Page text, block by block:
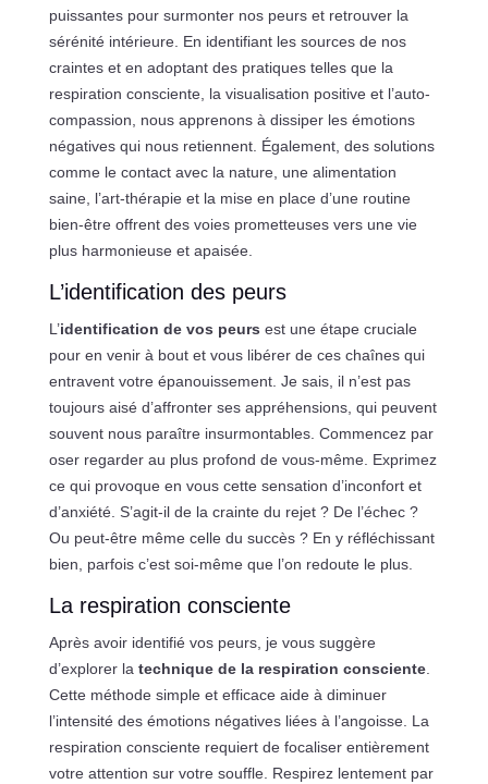
puissantes pour surmonter nos peurs et retrouver la
sérénité intérieure. En identifiant les sources de nos
craintes et en adoptant des pratiques telles que la
respiration consciente, la visualisation positive et l’auto-
compassion, nous apprenons à dissiper les émotions
négatives qui nous retiennent. Également, des solutions
comme le contact avec la nature, une alimentation
saine, l’art-thérapie et la mise en place d’une routine
bien-être offrent des voies prometteuses vers une vie
plus harmonieuse et apaisée.
L’identification des peurs
L’identification de vos peurs est une étape cruciale
pour en venir à bout et vous libérer de ces chaînes qui
entravent votre épanouissement. Je sais, il n’est pas
toujours aisé d’affronter ses appréhensions, qui peuvent
souvent nous paraître insurmontables. Commencez par
oser regarder au plus profond de vous-même. Exprimez
ce qui provoque en vous cette sensation d’inconfort et
d’anxiété. S’agit-il de la crainte du rejet ? De l’échec ?
Ou peut-être même celle du succès ? En y réfléchissant
bien, parfois c’est soi-même que l’on redoute le plus.
La respiration consciente
Après avoir identifié vos peurs, je vous suggère
d’explorer la technique de la respiration consciente.
Cette méthode simple et efficace aide à diminuer
l’intensité des émotions négatives liées à l’angoisse. La
respiration consciente requiert de focaliser entièrement
votre attention sur votre souffle. Respirez lentement par